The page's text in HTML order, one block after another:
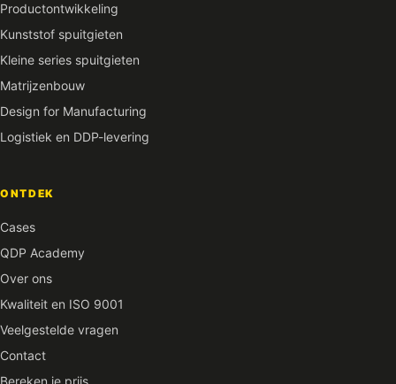
Productontwikkeling
Kunststof spuitgieten
Kleine series spuitgieten
Matrijzenbouw
Design for Manufacturing
Logistiek en DDP-levering
ONTDEK
Cases
QDP Academy
Over ons
Kwaliteit en ISO 9001
Veelgestelde vragen
Contact